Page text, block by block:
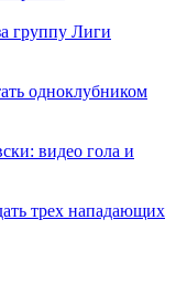
группу Лиги
одноклубником
видео гола и
трех нападающих